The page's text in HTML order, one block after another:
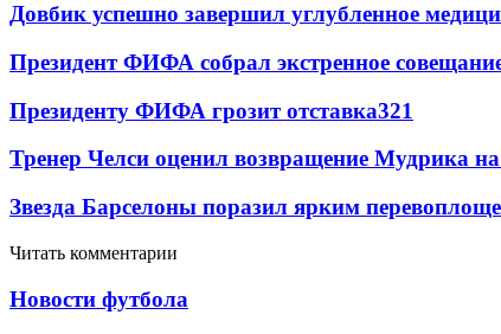
Довбик успешно завершил углубленное
Президент ФИФА собрал экстренное
Президенту ФИФА грозит отставка321
Тренер Челси оценил возвращение Мудрика
Звезда Барселоны поразил ярким
Читать комментарии
Новости футбола